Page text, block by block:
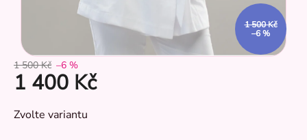
1 500 Kč
–6 %
1 500 Kč –6 %
1 400 Kč
Měrná
Zvolte variantu